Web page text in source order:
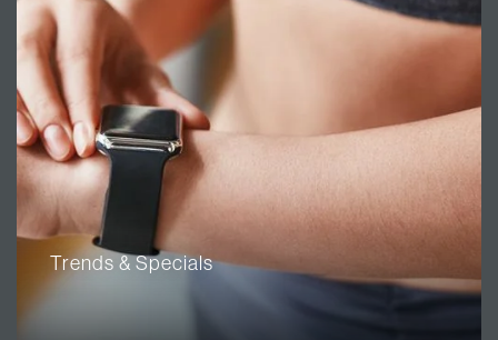
Trends & Specials